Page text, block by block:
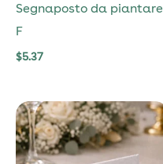
Segnaposto da piantare
F
$5.37